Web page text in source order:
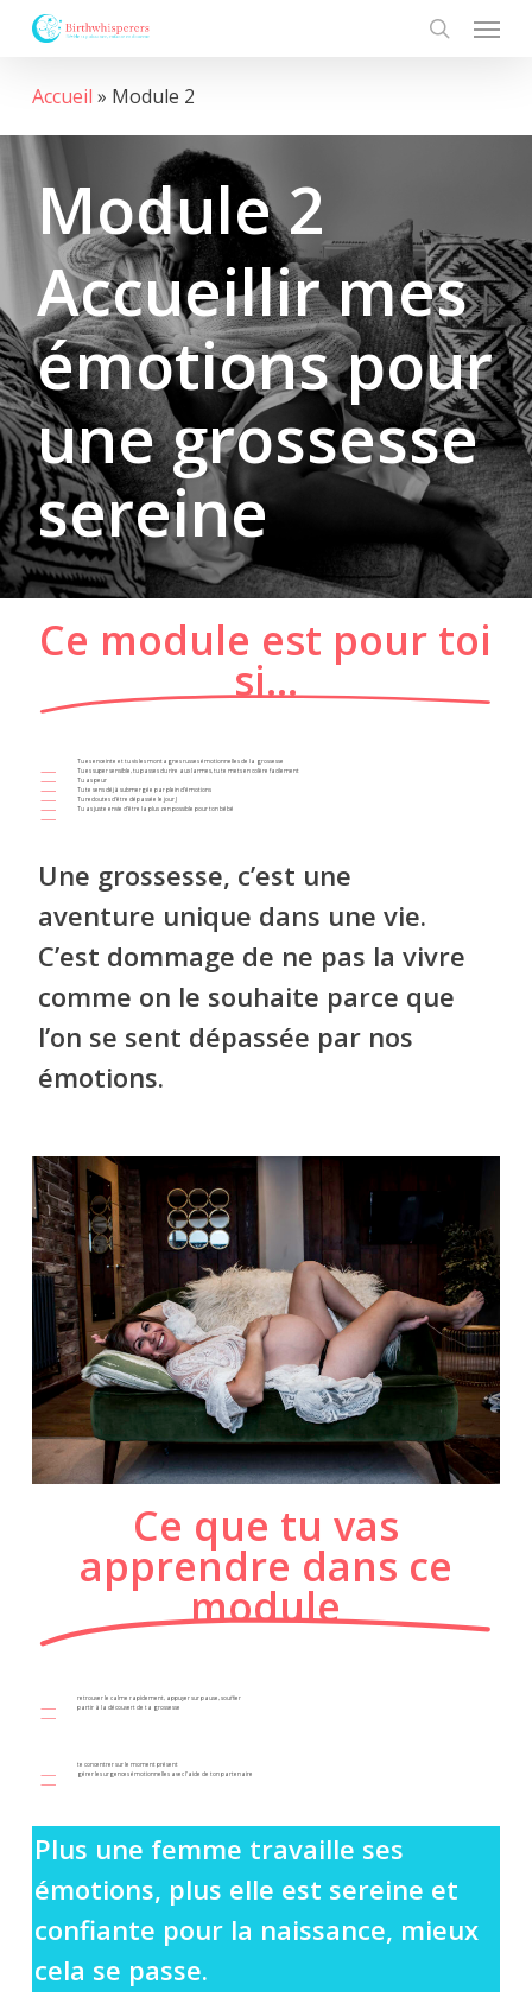
content
Menu
Accueil » Module 2
Module 2
Accueillir mes
émotions pour
une grossesse
sereine
Ce module est pour toi
si…
Tu es enceinte et tu vis les montagnes russes émotionnelles de la grossesse
Tu es super sensible, tu passes du rire aux larmes, tu te mets en colère facilement
Tu as peur
Tu te sens déjà submergée par plein d’émotions
Tu redoutes d’être dépassée le jour J
Tu as juste envie d’être la plus zen possible pour ton bébé
Une grossesse, c’est une
aventure unique dans une vie.
C’est dommage de ne pas la vivre
comme on le souhaite parce que
l’on se sent dépassée par nos
émotions.
Ce que tu vas
apprendre dans ce
module
retrouver le calme rapidement, appuyer sur pause, souffler
partir à la découvert de ta grossesse
te concentrer sur le moment présent
gérer les urgences émotionnelles avec l’aide de ton partenaire
Plus une femme travaille ses
émotions, plus elle est sereine et
confiante pour la naissance, mieux
cela se passe.